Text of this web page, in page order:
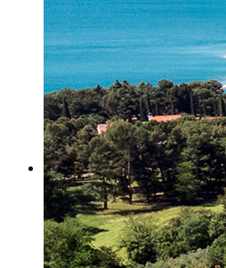
Zavod za turizam
Pokusno poljoprivredno
Zaposlenici
Euraxess
Misija i vizija
Upravno Vijeće
Rad Upravnog vijeća
Znanstveno Vijeće
Rad Znanstvenog vijeća
Etičko povjerenstvo
Etički kodeks
Financiranje
Proračun